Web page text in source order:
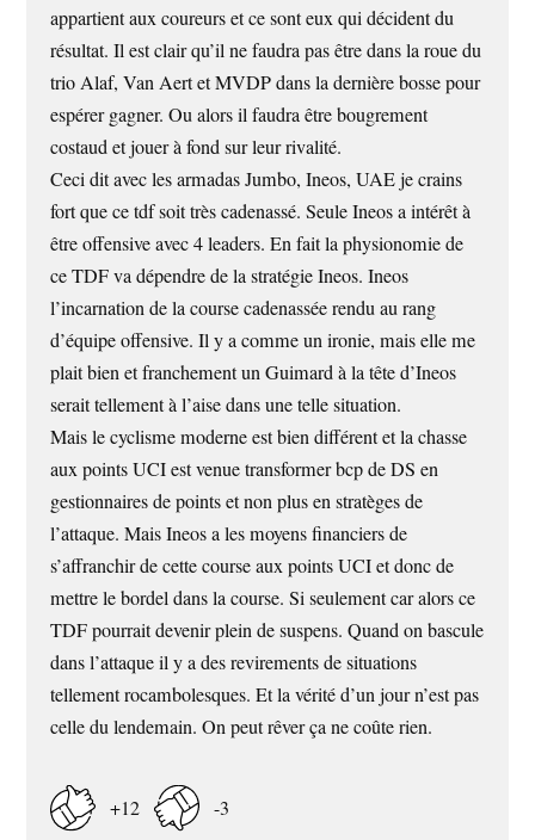
appartient aux coureurs et ce sont eux qui décident du
résultat. Il est clair qu’il ne faudra pas être dans la roue du
trio Alaf, Van Aert et MVDP dans la dernière bosse pour
espérer gagner. Ou alors il faudra être bougrement
costaud et jouer à fond sur leur rivalité.
Ceci dit avec les armadas Jumbo, Ineos, UAE je crains
fort que ce tdf soit très cadenassé. Seule Ineos a intérêt à
être offensive avec 4 leaders. En fait la physionomie de
ce TDF va dépendre de la stratégie Ineos. Ineos
l’incarnation de la course cadenassée rendu au rang
d’équipe offensive. Il y a comme un ironie, mais elle me
plait bien et franchement un Guimard à la tête d’Ineos
serait tellement à l’aise dans une telle situation.
Mais le cyclisme moderne est bien différent et la chasse
aux points UCI est venue transformer bcp de DS en
gestionnaires de points et non plus en stratèges de
l’attaque. Mais Ineos a les moyens financiers de
s’affranchir de cette course aux points UCI et donc de
mettre le bordel dans la course. Si seulement car alors ce
TDF pourrait devenir plein de suspens. Quand on bascule
dans l’attaque il y a des revirements de situations
tellement rocambolesques. Et la vérité d’un jour n’est pas
celle du lendemain. On peut rêver ça ne coûte rien.
+12 -3